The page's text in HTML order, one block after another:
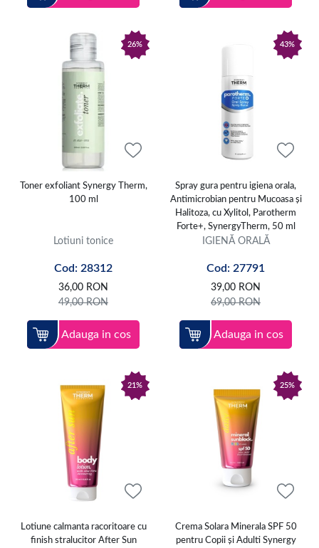
26%
Toner exfoliant Synergy Therm,
100 ml
Lotiuni tonice
Cod: 28312
36,00 RON
49,00RON
Adauga in cos
43%
Spray gura pentru igiena orala,
Antimicrobian pentru Mucoasa și
Halitoza, cu Xylitol, Parotherm
Forte+, SynergyTherm, 50 ml
IGIENĂ ORALĂ
Cod: 27791
39,00 RON
69,00RON
Adauga in cos
21%
Lotiune calmanta racoritoare cu
finish stralucitor After Sun
25%
Crema Solara Minerala SPF 50
pentru Copii și Adulti Synergy